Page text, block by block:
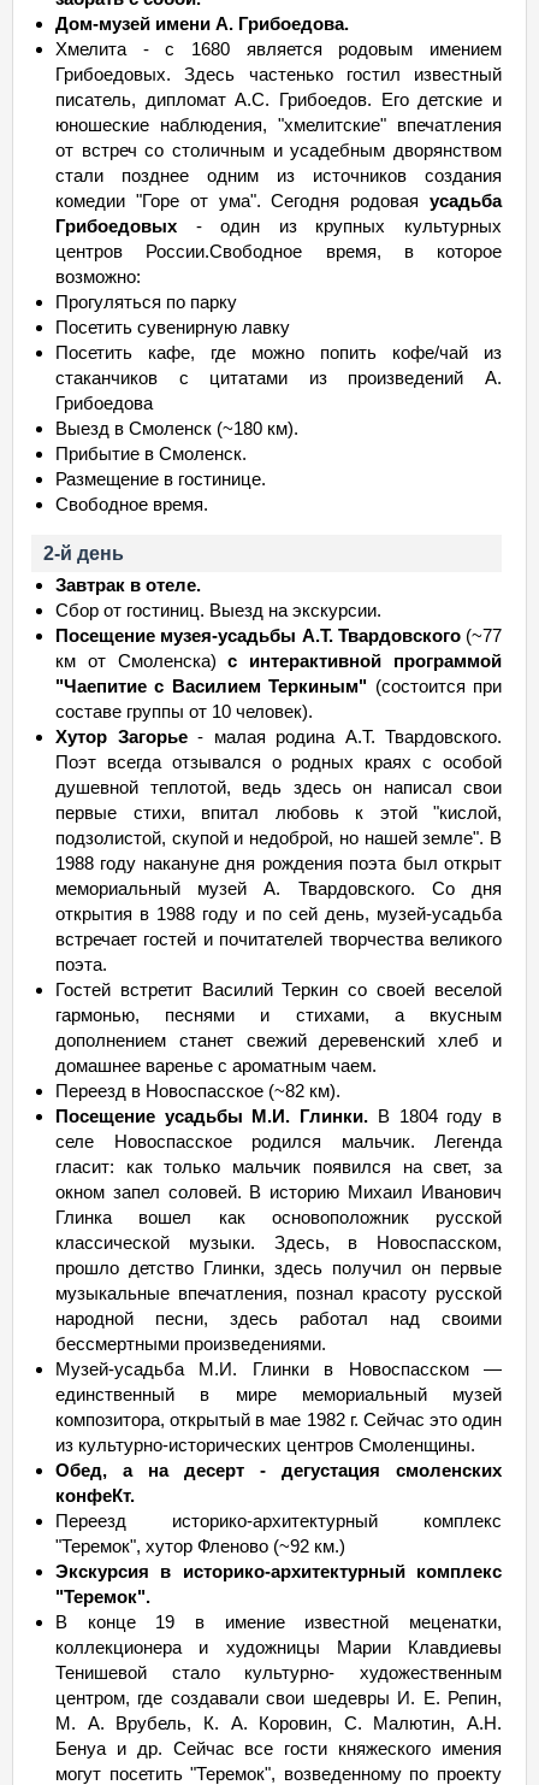
Дом-музей имени А. Грибоедова.
Хмелита - с 1680 является родовым имением
Грибоедовых. Здесь частенько гостил известный
писатель, дипломат А.С. Грибоедов. Его детские и
юношеские наблюдения, "хмелитские" впечатления
от встреч со столичным и усадебным дворянством
стали позднее одним из источников создания
комедии "Горе от ума". Сегодня родовая усадьба
Грибоедовых - один из крупных культурных
центров России.Свободное время, в которое
возможно:
Прогуляться по парку
Посетить сувенирную лавку
Посетить кафе, где можно попить кофе/чай из
стаканчиков с цитатами из произведений А.
Грибоедова
Выезд в Смоленск (~180 км).
Прибытие в Смоленск.
Размещение в гостинице.
Свободное время.
2-й день
Завтрак в отеле.
Сбор от гостиниц. Выезд на экскурсии.
Посещение музея-усадьбы А.Т. Твардовского(~77
км от Смоленска) с интерактивной программой
"Чаепитие с Василием Теркиным" (состоится при
составе группы от 10 человек).
Хутор Загорье- малая родина А.Т. Твардовского.
Поэт всегда отзывался о родных краях с особой
душевной теплотой, ведь здесь он написал свои
первые стихи, впитал любовь к этой "кислой,
подзолистой, скупой и недоброй, но нашей земле". В
1988 году накануне дня рождения поэта был открыт
мемориальный музей А. Твардовского. Со дня
открытия в 1988 году и по сей день, музей-усадьба
встречает гостей и почитателей творчества великого
поэта.
Гостей встретит Василий Теркин со своей веселой
гармонью, песнями и стихами, а вкусным
дополнением станет свежий деревенский хлеб и
домашнее варенье с ароматным чаем.
Переезд в Новоспасское (~82 км).
Посещение усадьбы М.И. Глинки. В 1804 году в
селе Новоспасское родился мальчик. Легенда
гласит: как только мальчик появился на свет, за
окном запел соловей. В историю Михаил Иванович
Глинка вошел как основоположник русской
классической музыки. Здесь, в Новоспасском,
прошло детство Глинки, здесь получил он первые
музыкальные впечатления, познал красоту русской
народной песни, здесь работал над своими
бессмертными произведениями.
Музей-усадьба М.И. Глинки в Новоспасском —
единственный в мире мемориальный музей
композитора, открытый в мае 1982 г. Сейчас это один
из культурно-исторических центров Смоленщины.
Обед, а на десерт - дегустация смоленских
конфеКт.
Переезд историко-архитектурный комплекс
"Теремок", хутор Фленово (~92 км.)
Экскурсия в историко-архитектурный комплекс
"Теремок".
В конце 19 в имение известной меценатки,
коллекционера и художницы Марии Клавдиевы
Тенишевой стало культурно- художественным
центром, где создавали свои шедевры И. Е. Репин,
М. А. Врубель, К. А. Коровин, С. Малютин, А.Н.
Бенуа и др. Сейчас все гости княжеского имения
могут посетить "Теремок", возведенному по проекту